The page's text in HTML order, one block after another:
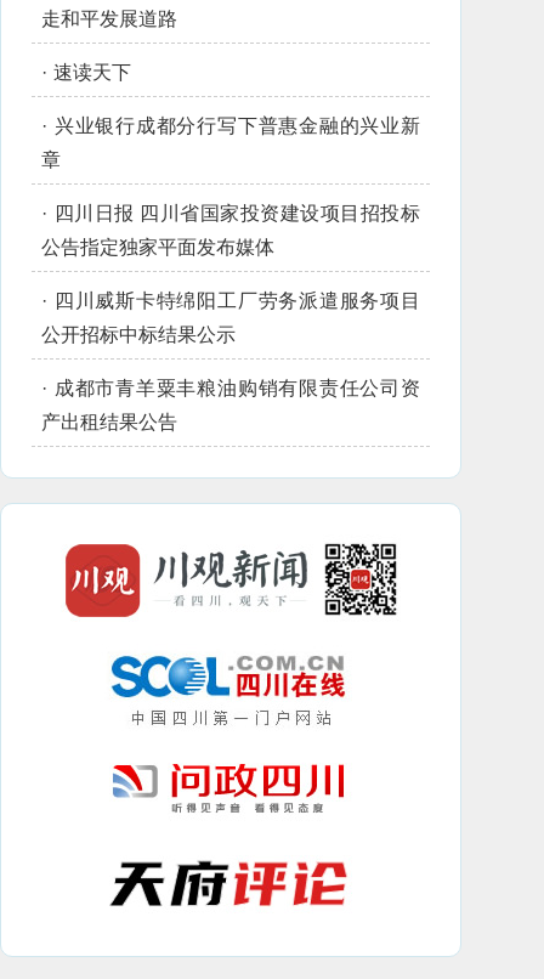
走和平发展道路
· 速读天下
· 兴业银行成都分行写下普惠金融的兴业新
章
· 四川日报 四川省国家投资建设项目招投标
公告指定独家平面发布媒体
· 四川威斯卡特绵阳工厂劳务派遣服务项目
公开招标中标结果公示
· 成都市青羊粟丰粮油购销有限责任公司资
产出租结果公告